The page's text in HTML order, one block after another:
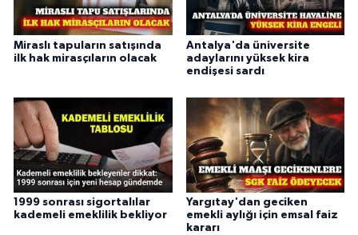
Miraslı tapuların satışında
ilk hak mirasçıların olacak
Antalya'da üniversite
adaylarını yüksek kira
endişesi sardı
1999 sonrası sigortalılar
kademeli emeklilik bekliyor
Yargıtay'dan geciken
emekli aylığı için emsal faiz
kararı